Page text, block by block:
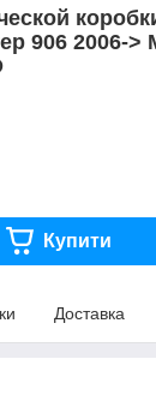
906 2006->
Купити
Доставка